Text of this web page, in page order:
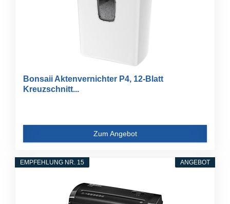
Bonsaii Aktenvernichter P4, 12-Blatt
Kreuzschnitt...
Zum Angebot
ANGEBOT
EMPFEHLUNG NR. 15